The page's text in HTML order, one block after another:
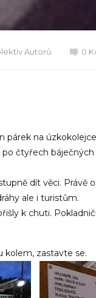
Autorů 0
párek na
čtyřech
dít věci. Právě
ale i turistům.
k chuti.
kolem, zastavte se.